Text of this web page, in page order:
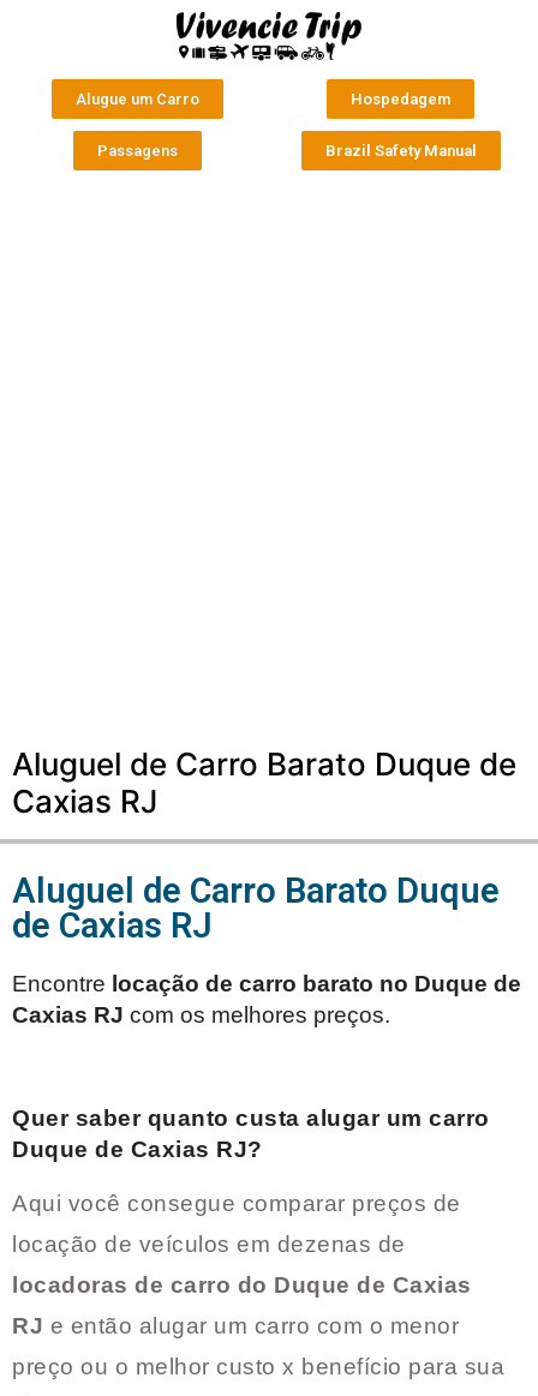
Alugue um Carro Hospedagem
Passagens Brazil Safety Manual
Aluguel de Carro Barato Duque de
Caxias RJ
Aluguel de Carro Barato Duque
de Caxias RJ
Encontre locação de carro barato no Duque de
Caxias RJ com os melhores preços.
Quer saber quanto custa alugar um carro
Duque de Caxias RJ?
Aqui você consegue comparar preços de
locação de veículos em dezenas de
locadoras de carro do Duque de Caxias
RJ e então alugar um carro com o menor
preço ou o melhor custo x benefício para sua